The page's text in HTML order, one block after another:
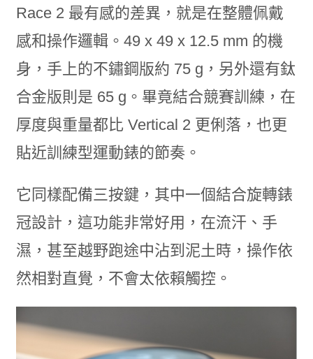
Race 2 最有感的差異，就是在整體佩戴
感和操作邏輯。49 x 49 x 12.5 mm 的機
身，手上的不鏽鋼版約 75 g，另外還有鈦
合金版則是 65 g。畢竟結合競賽訓練，在
厚度與重量都比 Vertical 2 更俐落，也更
貼近訓練型運動錶的節奏。
它同樣配備三按鍵，其中一個結合旋轉錶
冠設計，這功能非常好用，在流汗、手
濕，甚至越野跑途中沾到泥土時，操作依
然相對直覺，不會太依賴觸控。